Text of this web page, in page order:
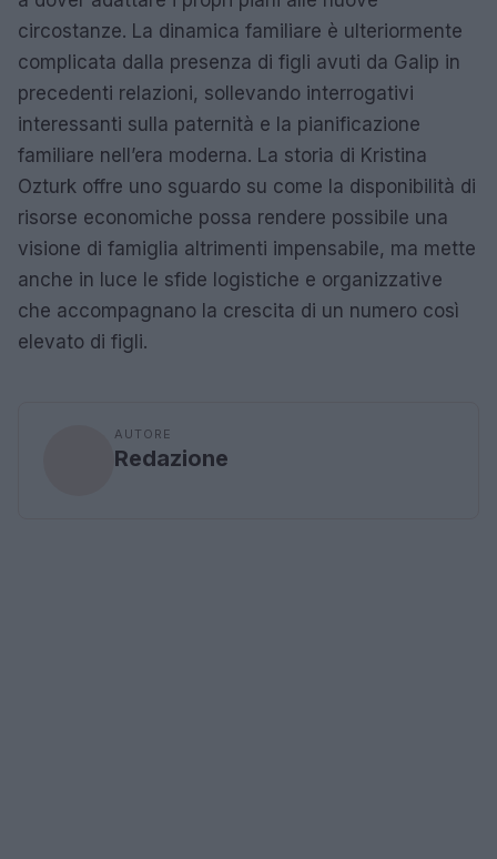
circostanze. La dinamica familiare è ulteriormente
complicata dalla presenza di figli avuti da Galip in
precedenti relazioni, sollevando interrogativi
interessanti sulla paternità e la pianificazione
familiare nell’era moderna. La storia di Kristina
Ozturk offre uno sguardo su come la disponibilità di
risorse economiche possa rendere possibile una
visione di famiglia altrimenti impensabile, ma mette
anche in luce le sfide logistiche e organizzative
che accompagnano la crescita di un numero così
elevato di figli.
AUTORE
Redazione